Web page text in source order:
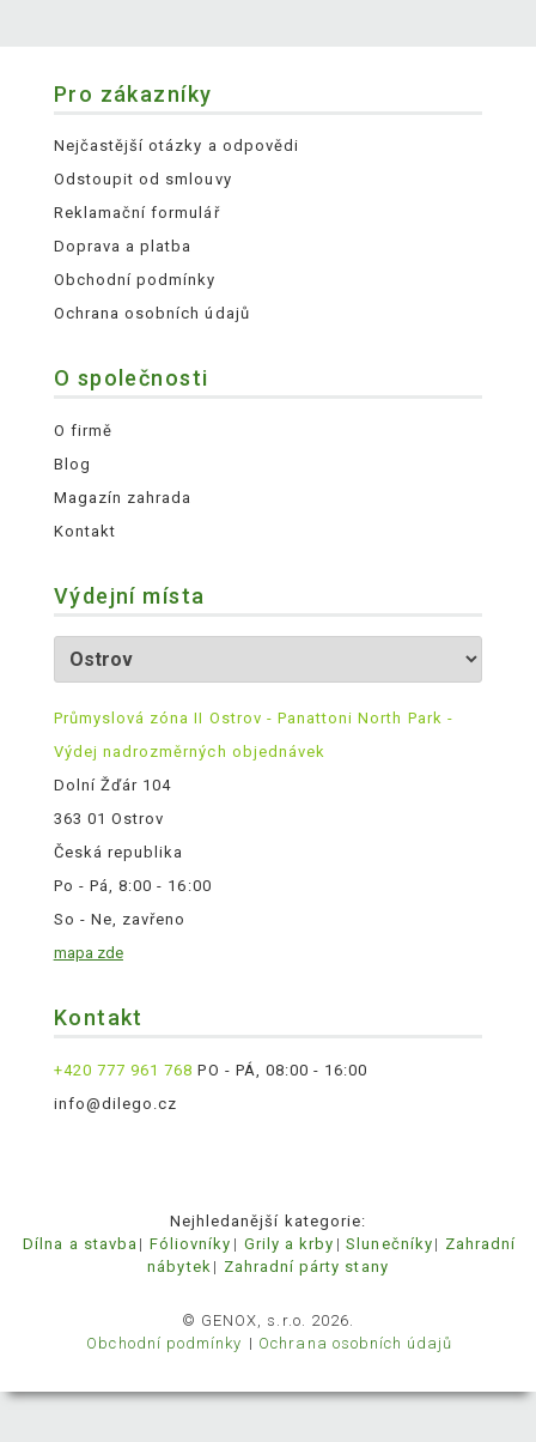
Pro zákazníky
Nejčastější otázky a odpovědi
Odstoupit od smlouvy
Reklamační formulář
Doprava a platba
Obchodní podmínky
Ochrana osobních údajů
O společnosti
O firmě
Blog
Magazín zahrada
Kontakt
Výdejní místa
Průmyslová zóna II Ostrov - Panattoni North Park -
Výdej nadrozměrných objednávek
Dolní Žďár 104
363 01 Ostrov
Česká republika
Po - Pá, 8:00 - 16:00
So - Ne, zavřeno
mapa zde
Kontakt
+420 777 961 768 PO - PÁ, 08:00 - 16:00
info@dilego.cz
Nejhledanější kategorie:
Dílna a stavba
Fóliovníky Grily a krby Slunečníky
Zahradní
nábytek
Zahradní párty stany
© GENOX, s.r.o. 2026.
Obchodní podmínky
Ochrana osobních údajů